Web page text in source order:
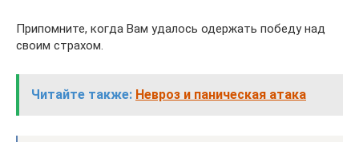
Припомните, когда Вам удалось одержать победу над
своим страхом.
Читайте также: Невроз и паническая атака